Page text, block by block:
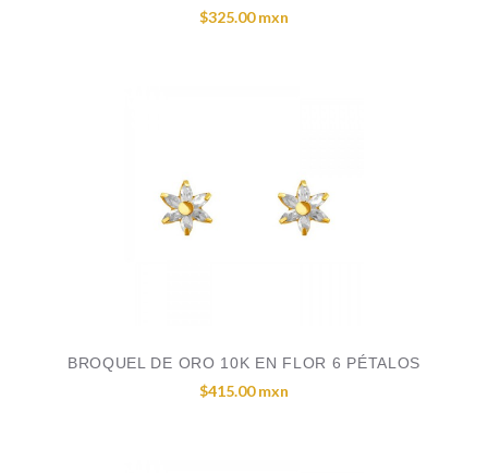
$325.00 mxn
BROQUEL DE ORO 10K EN FLOR 6 PÉTALOS
$415.00 mxn